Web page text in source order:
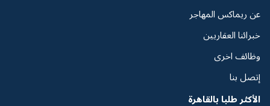
عن ريماكس المهاجر
خبرائنا العقاريين
وظائف اخرى
إتصل بنا
الأكثر طلبا بالقاهرة